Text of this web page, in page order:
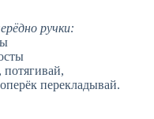
ручки:
перекладывай.